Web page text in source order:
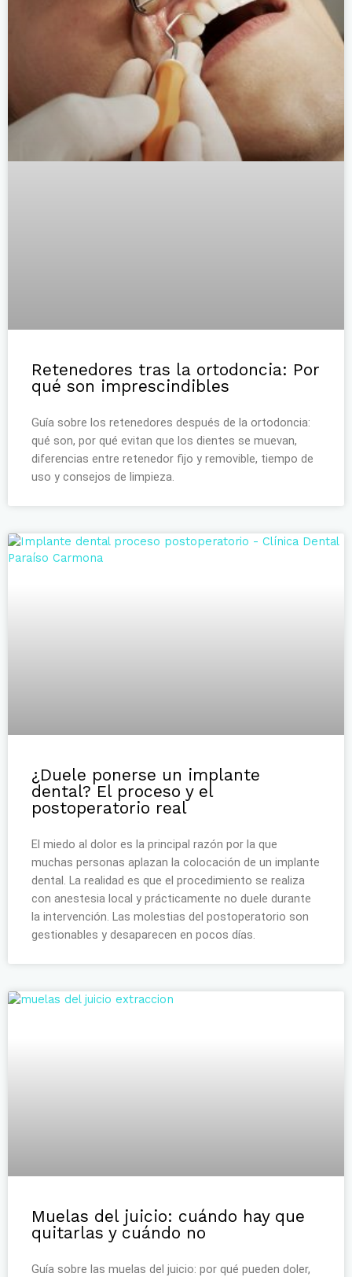
Retenedores tras la ortodoncia: Por
qué son imprescindibles
Guía sobre los retenedores después de la ortodoncia:
qué son, por qué evitan que los dientes se muevan,
diferencias entre retenedor fijo y removible, tiempo de
uso y consejos de limpieza.
¿Duele ponerse un implante
dental? El proceso y el
postoperatorio real
El miedo al dolor es la principal razón por la que
muchas personas aplazan la colocación de un implante
dental. La realidad es que el procedimiento se realiza
con anestesia local y prácticamente no duele durante
la intervención. Las molestias del postoperatorio son
gestionables y desaparecen en pocos días.
Muelas del juicio: cuándo hay que
quitarlas y cuándo no
Guía sobre las muelas del juicio: por qué pueden doler,